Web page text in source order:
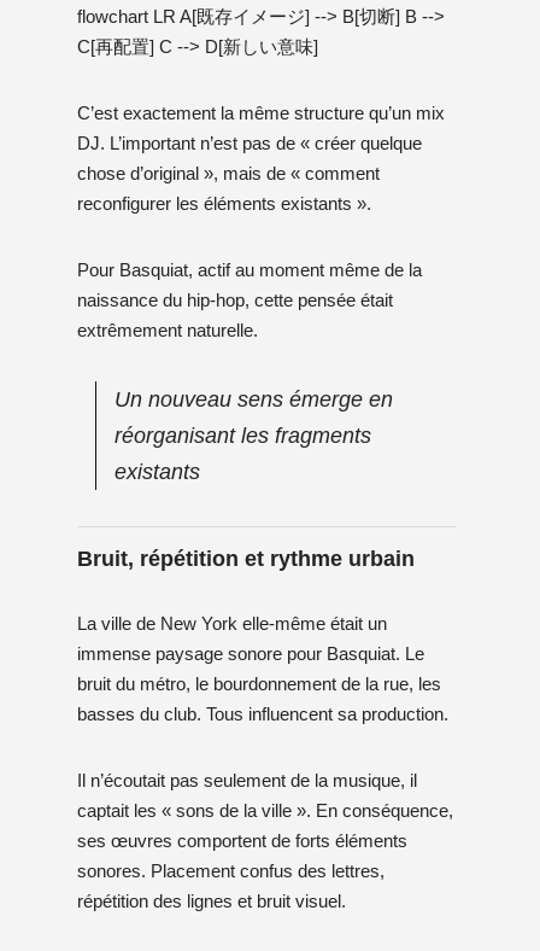
flowchart LR A[既存イメージ] --> B[切断] B -->
C[再配置] C --> D[新しい意味]
C’est exactement la même structure qu’un mix
DJ. L’important n’est pas de « créer quelque
chose d’original », mais de « comment
reconfigurer les éléments existants ».
Pour Basquiat, actif au moment même de la
naissance du hip-hop, cette pensée était
extrêmement naturelle.
Un nouveau sens émerge en
réorganisant les fragments
existants
Bruit, répétition et rythme urbain
La ville de New York elle-même était un
immense paysage sonore pour Basquiat. Le
bruit du métro, le bourdonnement de la rue, les
basses du club. Tous influencent sa production.
Il n’écoutait pas seulement de la musique, il
captait les « sons de la ville ». En conséquence,
ses œuvres comportent de forts éléments
sonores. Placement confus des lettres,
répétition des lignes et bruit visuel.